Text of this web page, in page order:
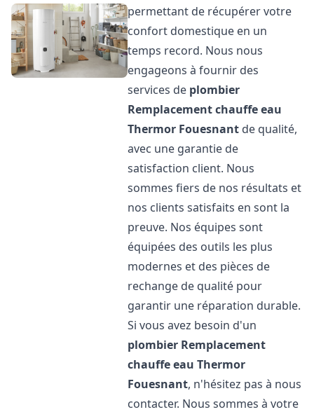
permettant de récupérer votre
confort domestique en un
temps record. Nous nous
engageons à fournir des
services de plombier
Remplacement chauffe eau
Thermor Fouesnant de qualité,
avec une garantie de
satisfaction client. Nous
sommes fiers de nos résultats et
nos clients satisfaits en sont la
preuve. Nos équipes sont
équipées des outils les plus
modernes et des pièces de
rechange de qualité pour
garantir une réparation durable.
Si vous avez besoin d'un
plombier Remplacement
chauffe eau Thermor
Fouesnant, n'hésitez pas à nous
contacter. Nous sommes à votre